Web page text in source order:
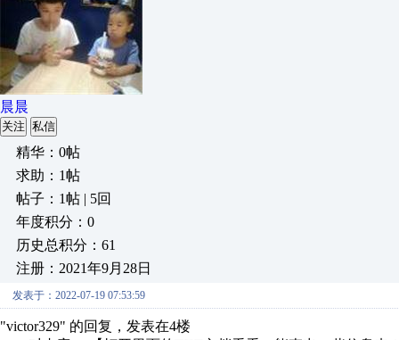
晨晨
关注 私信
精华：0帖
求助：1帖
帖子：1帖 | 5回
年度积分：0
历史总积分：61
注册：2021年9月28日
发表于：2022-07-19 07:53:59
"victor329" 的回复，发表在4楼